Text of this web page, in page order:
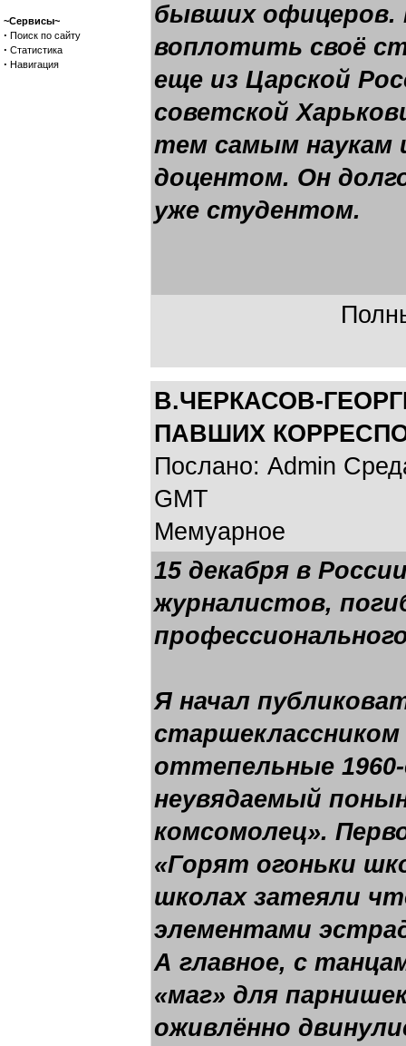
~Сервисы~
· Поиск по сайту
· Статистика
· Навигация
бывших офицеров.
воплотить своё
еще из Царской
советской
тем самым наукам
доцентом. Он
уже студентом.
В.ЧЕРКАСОВ-
ПАВШИХ
Послано: Admin
GMT
Мемуарное
15 декабря в
журналистов,
Я начал
старшеклассником
оттепельные
неувядаемый
комсомолец».
«Горят огоньки
школах затеяли
элементами
А главное, с
«маг» для
оживлённо